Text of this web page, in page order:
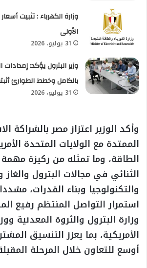
وزارة الكهرباء : تثبيت
الأولى
31 يوليو، 2026
وزير البترول يؤكد:
بالكامل وخطط الطوارئ
31 يوليو، 2026
وأكد الوزير اعتزاز مصر بالشراكة
الممتدة مع الولايات المتحدة
الطاقة، وما تمثله من ركيزة
الثنائي في مجالات البترول والغاز
والتكنولوجيا وبناء القدرات،
استمرار التواصل المنتظم رفيع
وزارة البترول والثروة المعدنية
الأمريكية، بما يعزز التنسيق
أوسع للتعاون خلال المرحلة